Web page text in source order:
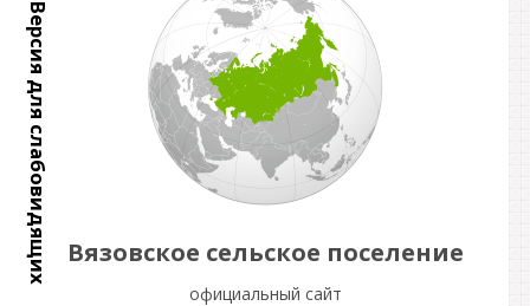
Версия для слабовидящих Вязовское сельское поселение
официальный сайт